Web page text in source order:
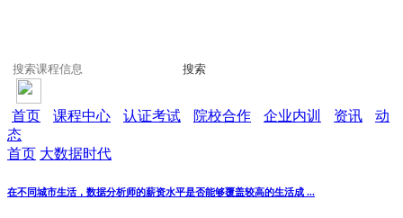
搜索
首页 课程中心 认证考试 院校合作 企业内训 资讯
动
态
首页 大数据时代
在不同城市生活，数据分析师的薪资水平是否能够覆盖较高的生活成 ...